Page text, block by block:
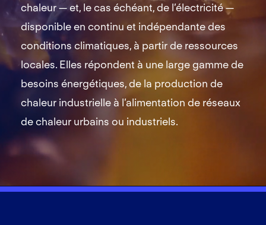
chaleur — et, le cas échéant, de l’électricité —
disponible en continu et indépendante des
conditions climatiques, à partir de ressources
locales. Elles répondent à une large gamme de
besoins énergétiques, de la production de
chaleur industrielle à l’alimentation de réseaux
de chaleur urbains ou industriels.